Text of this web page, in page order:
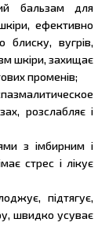
бальзам для
ефективно
блиску, вугрів,
шкіри, захищає
променів;
розслабляє і
з імбирним і
стрес і лікує
підтягує,
швидко усуває